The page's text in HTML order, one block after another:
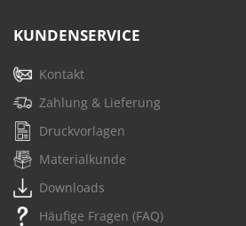
KUNDENSERVICE
Kontakt
Zahlung & Lieferung
Druckvorlagen
Materialkunde
Downloads
Häufige Fragen (FAQ)